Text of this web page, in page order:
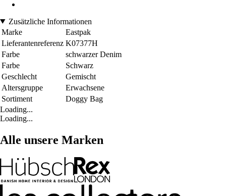
Zusätzliche Informationen
Marke
Eastpak
Lieferantenreferenz K07377H
Farbe
schwarzer Denim
Farbe
Schwarz
Geschlecht
Gemischt
Altersgruppe
Erwachsene
Sortiment
Doggy Bag
Loading...
Loading...
Alle unsere Marken